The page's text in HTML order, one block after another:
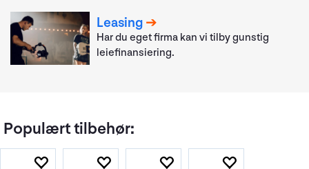
Leasing
Har du eget firma kan vi tilby gunstig
leiefinansiering.
Populært tilbehør: